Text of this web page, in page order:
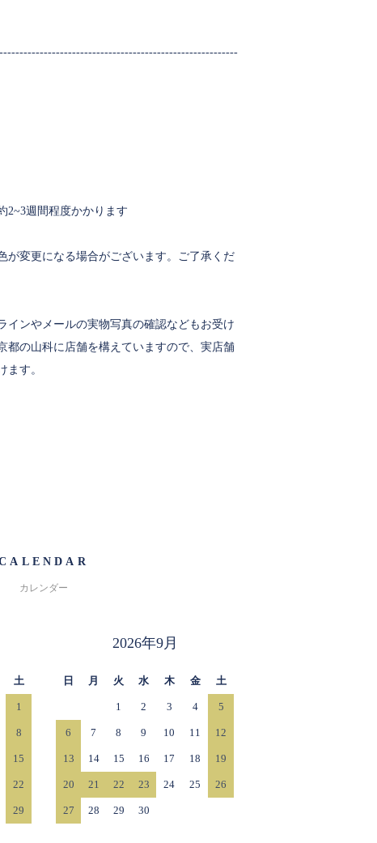
2~3週間程度かかります
が変更になる場合がございます。ご了承くだ
インやメールの実物写真の確認などもお受け
都の山科に店舗を構えていますので、実店舗
ます。
カレンダー
土
1
8
15
22
29
2026年9月
日 月 火 水 木 金 土
1 2 3 4 5
6 7 8 9 10 11 12
13 14 15 16 17 18 19
20 21 22 23 24 25 26
27 28 29 30